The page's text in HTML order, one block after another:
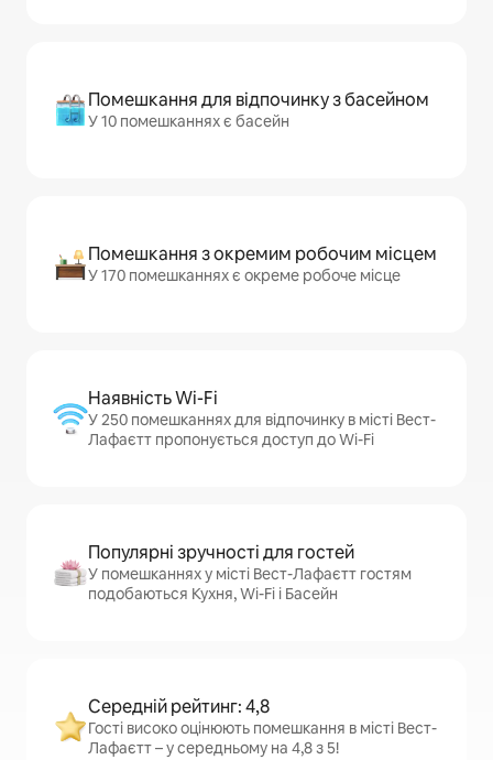
Помешкання для відпочинку з басейном
У 10 помешканнях є басейн
Помешкання з окремим робочим місцем
У 170 помешканнях є окреме робоче місце
Наявність Wi-Fi
У 250 помешканнях для відпочинку в місті Вест-
Лафаєтт пропонується доступ до Wi-Fi
Популярні зручності для гостей
У помешканнях у місті Вест-Лафаєтт гостям
подобаються Кухня, Wi-Fi і Басейн
Середній рейтинг: 4,8
Гості високо оцінюють помешкання в місті Вест-
Лафаєтт – у середньому на 4,8 з 5!